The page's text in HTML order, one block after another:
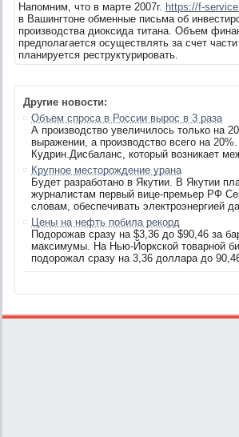
Напомним, что в марте 2007г. https://f-
в Вашингтоне обменные письма об
производства диоксида титана. Объем
предполагается осуществлять за счет
планируется реструктурировать.
Другие новости:
Объем спроса в России вырос в 3 раза
А производство увеличилось только на
выражении, а производство всего на
Кудрин.Дисбаланс, который возникает
Крупное месторождение урана
Будет разработано в Якутии. В Якутии
журналистам первый вице-премьер РФ
словам, обеспечивать электроэнергией
Цены на нефть побила рекорд
Подорожав сразу на $3,36 до $90,46 за
максимумы. На Нью-Йоркской товарной
подорожал сразу на 3,36 доллара до